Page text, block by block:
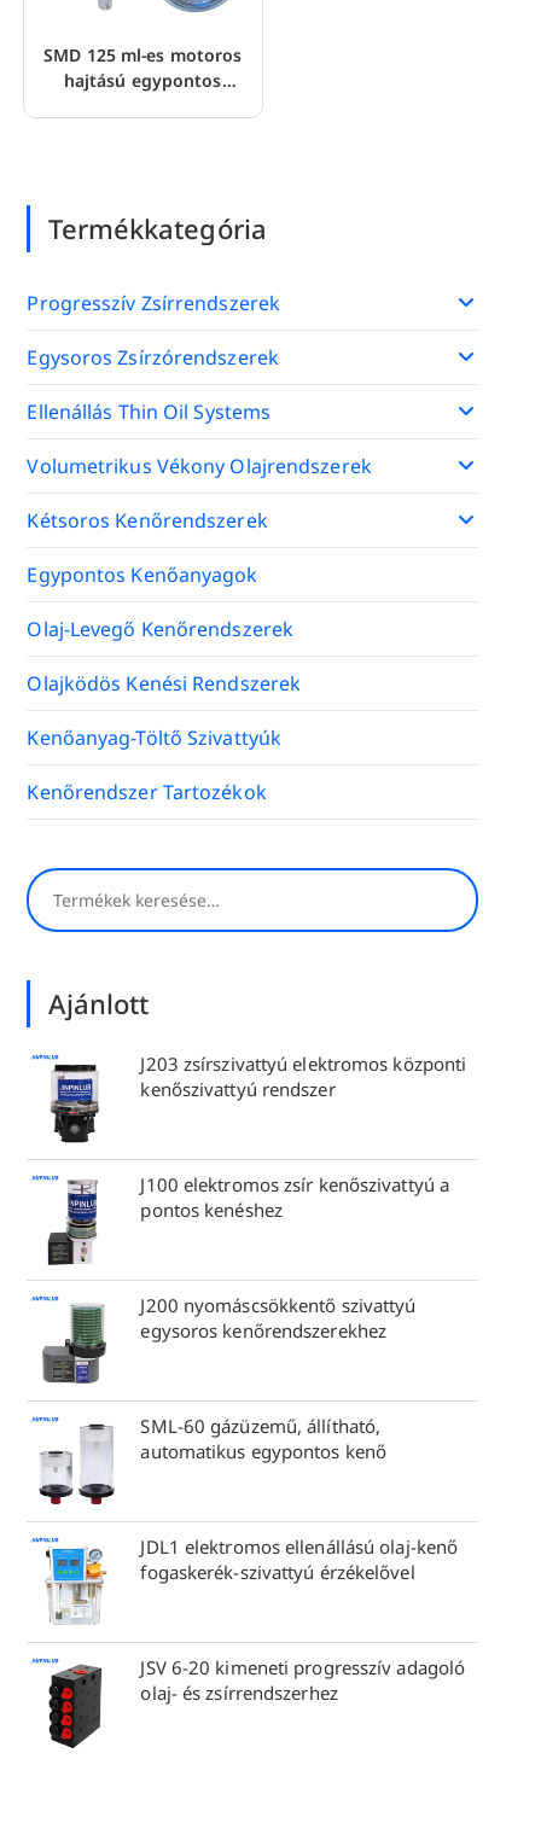
SMD 125 ml-es motoros
hajtású egypontos
Termékkategória
Progresszív Zsírrendszerek
Egysoros Zsírzórendszerek
Ellenállás Thin Oil Systems
Volumetrikus Vékony Olajrendszerek
Kétsoros Kenőrendszerek
Egypontos Kenőanyagok
Olaj-Levegő Kenőrendszerek
Olajködös Kenési Rendszerek
Kenőanyag-Töltő Szivattyúk
Kenőrendszer Tartozékok
Keresés
Ajánlott
J203 zsírszivattyú elektromos központi
kenőszivattyú rendszer
J100 elektromos zsír kenőszivattyú a
pontos kenéshez
J200 nyomáscsökkentő szivattyú
egysoros kenőrendszerekhez
SML-60 gázüzemű, állítható,
automatikus egypontos kenő
JDL1 elektromos ellenállású olaj-kenő
fogaskerék-szivattyú érzékelővel
JSV 6-20 kimeneti progresszív adagoló
olaj- és zsírrendszerhez